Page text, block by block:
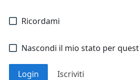
Ricordami
Nascondi il mio stato per
Login Iscriviti